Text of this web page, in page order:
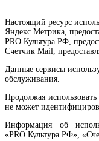
услуг
директору
Настоящий ресурс
Яндекс Метрика,
PRO.Культура.РФ,
Счетчик Mail,
Данные сервисы
обслуживания.
Продолжая
не может
Информация об
«PRO.Культура.РФ»,